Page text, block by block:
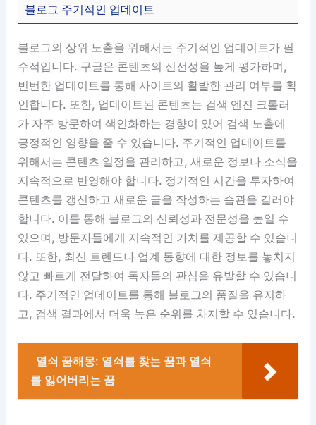
블로그 주기적인 업데이트
블로그의 상위 노출을 위해서는 주기적인 업데이트가 필
수적입니다. 구글은 콘텐츠의 신선성을 높게 평가하며,
빈번한 업데이트를 통해 사이트의 활발한 관리 여부를 확
인합니다. 또한, 업데이트된 콘텐츠는 검색 엔진 크롤러
가 자주 방문하여 색인화하는 경향이 있어 검색 노출에
긍정적인 영향을 줄 수 있습니다. 주기적인 업데이트를
위해서는 콘텐츠 일정을 관리하고, 새로운 정보나 소식을
지속적으로 반영해야 합니다. 정기적인 시간을 투자하여
콘텐츠를 갱신하고 새로운 글을 작성하는 습관을 길러야
합니다. 이를 통해 블로그의 신뢰성과 전문성을 높일 수
있으며, 방문자들에게 지속적인 가치를 제공할 수 있습니
다. 또한, 최신 트렌드나 업계 동향에 대한 정보를 놓치지
않고 빠르게 전달하여 독자들의 관심을 유발할 수 있습니
다. 주기적인 업데이트를 통해 블로그의 품질을 유지하
고, 검색 결과에서 더욱 높은 순위를 차지할 수 있습니다.
열쇠 꿈해몽: 열쇠를 찾는 꿈과 열쇠
를 잃어버리는 꿈